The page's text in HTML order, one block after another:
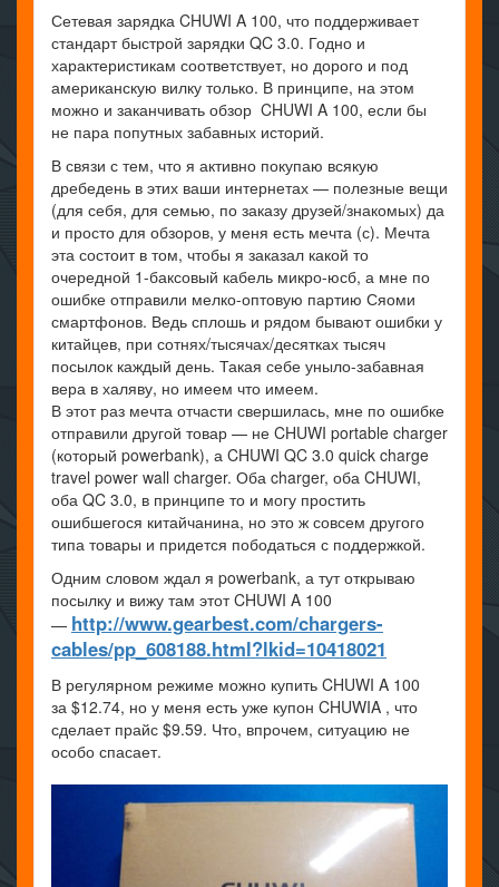
Сетевая зарядка CHUWI A 100, что поддерживает
стандарт быстрой зарядки QC 3.0. Годно и
характеристикам соответствует, но дорого и под
американскую вилку только. В принципе, на этом
можно и заканчивать обзор CHUWI A 100, если бы
не пара попутных забавных историй.
В связи с тем, что я активно покупаю всякую
дребедень в этих ваши интернетах — полезные вещи
(для себя, для семью, по заказу друзей/знакомых) да
и просто для обзоров, у меня есть мечта (с). Мечта
эта состоит в том, чтобы я заказал какой то
очередной 1-баксовый кабель микро-юсб, а мне по
ошибке отправили мелко-оптовую партию Сяоми
смартфонов. Ведь сплошь и рядом бывают ошибки у
китайцев, при сотнях/тысячах/десятках тысяч
посылок каждый день. Такая себе уныло-забавная
вера в халяву, но имеем что имеем.
В этот раз мечта отчасти свершилась, мне по ошибке
отправили другой товар — не CHUWI portable charger
(который powerbank), а CHUWI QC 3.0 quick charge
travel power wall charger. Оба charger, оба CHUWI,
оба QC 3.0, в принципе то и могу простить
ошибшегося китайчанина, но это ж совсем другого
типа товары и придется пободаться с поддержкой.
Одним словом ждал я powerbank, а тут открываю
посылку и вижу там этот CHUWI A 100
— http://www.gearbest.com/chargers-
cables/pp_608188.html?lkid=10418021
В регулярном режиме можно купить CHUWI A 100
за $12.74, но у меня есть уже купон CHUWIA , что
сделает прайс $9.59. Что, впрочем, ситуацию не
особо спасает.